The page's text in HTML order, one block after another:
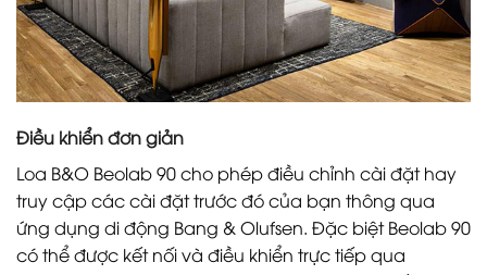
Điều khiển đơn giản
Loa B&O Beolab 90 cho phép điều chỉnh cài đặt hay
truy cập các cài đặt trước đó của bạn thông qua
ứng dụng di động Bang & Olufsen. Đặc biệt Beolab 90
có thể được kết nối và điều khiển trực tiếp qua